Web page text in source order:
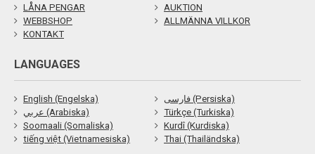
LÅNA PENGAR
AUKTION
WEBBSHOP
ALLMÄNNA VILLKOR
KONTAKT
LANGUAGES
English (Engelska)
فارسی (Persiska)
عربي (Arabiska)
Türkçe (Turkiska)
Soomaali (Somaliska)
Kurdî (Kurdiska)
tiếng việt (Vietnamesiska)
Thai (Thailändska)